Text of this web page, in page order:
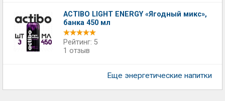
ACTIBO LIGHT ENERGY «Ягодный микс»,
банка 450 мл
Рейтинг: 5
1 отзыв
Еще энергетические напитки